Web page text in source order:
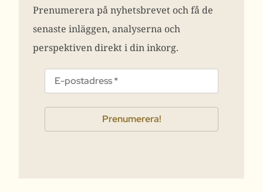
Prenumerera på nyhetsbrevet och få de
senaste inläggen, analyserna och
perspektiven direkt i din inkorg.